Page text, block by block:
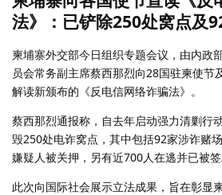
法》：已铲除250处窝点及
柬埔寨外交部今日组织专题会议，由内政
员会常务副主席蔡西那烈向28国驻柬使节
解读新颁布的《反电信网络诈骗法》。
蔡西那烈通报称，自去年启动强力清剿行
毁250处电诈窝点，其中包括92家涉诈赌
嫌疑人被关押，另有近700人在逃并已被签
此次向国际社会展示立法成果，旨在彰显